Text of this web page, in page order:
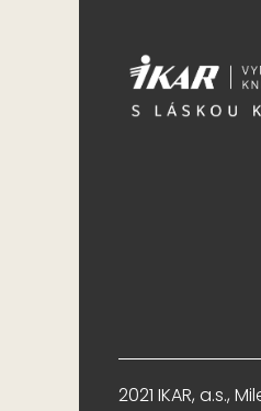
2021 IKAR, a.s.,